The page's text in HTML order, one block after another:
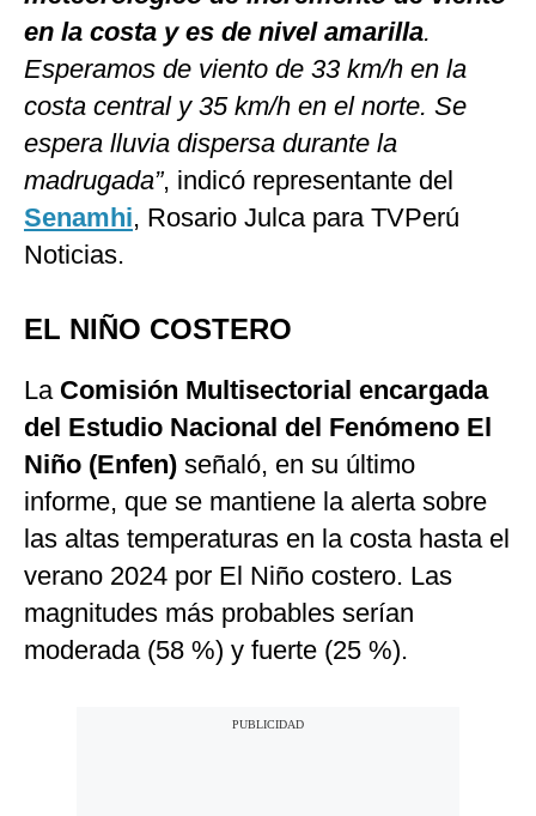
en la costa y es de nivel amarilla.
Esperamos de viento de 33 km/h en la
costa central y 35 km/h en el norte. Se
espera lluvia dispersa durante la
madrugada”, indicó representante del
Senamhi, Rosario Julca para TVPerú
Noticias.
EL NIÑO COSTERO
LaComisión Multisectorial encargada
del Estudio Nacional del Fenómeno El
Niño (Enfen) señaló, en su último
informe, que se mantiene la alerta sobre
las altas temperaturas en la costa hasta el
verano 2024 por El Niño costero. Las
magnitudes más probables serían
moderada (58 %) y fuerte (25 %).